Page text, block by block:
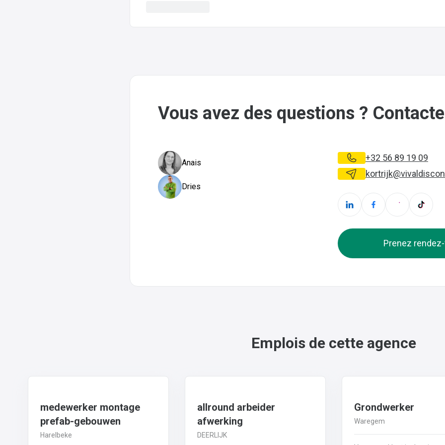
Vous avez des questions ?
Anais
Dries
+32 56 89 19 09
Prenez
Emplois de cette agence
medewerker montage
prefab-gebouwen
Harelbeke
allround arbeider
afwerking
DEERLIJK
Grondwerker
Waregem